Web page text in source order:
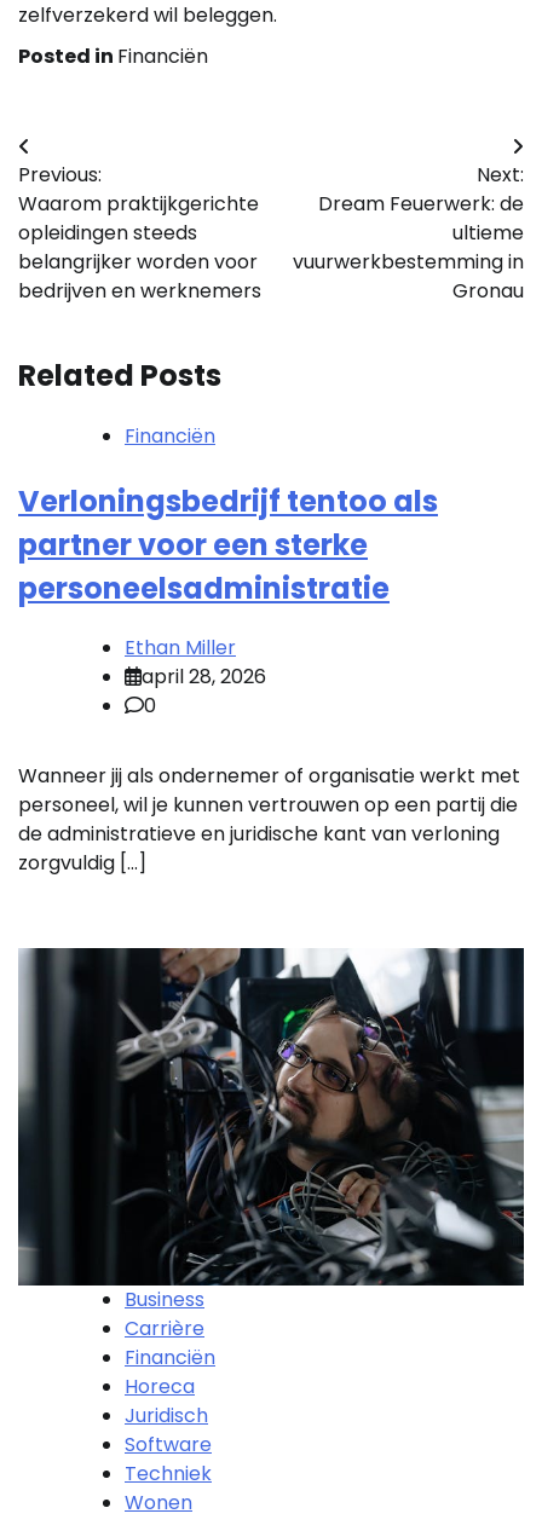
zelfverzekerd wil beleggen.
Posted in Financiën
Bericht
navigatie
Previous:
Waarom praktijkgerichte
opleidingen steeds
belangrijker worden voor
bedrijven en werknemers
Next:
Dream Feuerwerk: de
ultieme
vuurwerkbestemming in
Gronau
Related Posts
Financiën
Verloningsbedrijf tentoo als
partner voor een sterke
personeelsadministratie
Ethan Miller
april 28, 2026
0
Wanneer jij als ondernemer of organisatie werkt met
personeel, wil je kunnen vertrouwen op een partij die
de administratieve en juridische kant van verloning
zorgvuldig […]
Business
Carrière
Financiën
Horeca
Juridisch
Software
Techniek
Wonen